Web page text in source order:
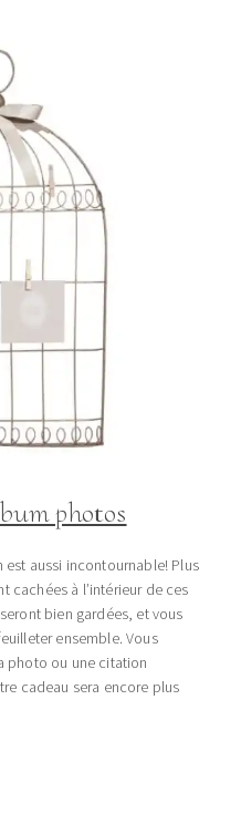
photos
est aussi incontournable! Plus
cachées à l’intérieur de ces
bien gardées, et vous
ensemble. Vous
photo ou une citation
cadeau sera encore plus